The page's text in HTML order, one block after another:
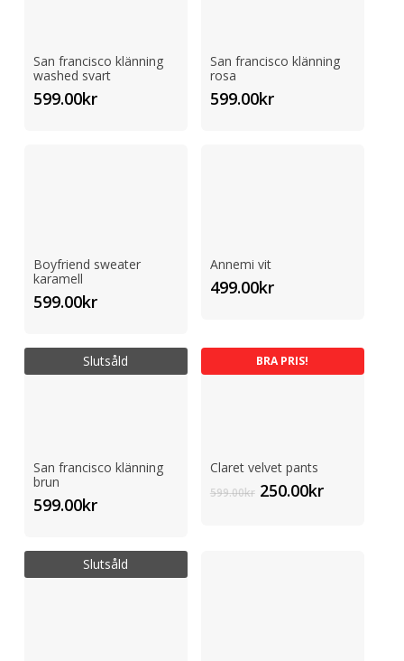
San francisco klänning
washed svart
599.00kr
San francisco klänning
rosa
599.00kr
Boyfriend sweater
karamell
599.00kr
Annemi vit
499.00kr
Slutsåld
San francisco klänning
brun
599.00kr
BRA PRIS!
Claret velvet pants
599.00kr Det
250.00krDet
Slutsåld